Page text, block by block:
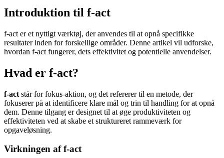
Introduktion til f-act
f-act er et nyttigt værktøj, der anvendes til at opnå specifikke
resultater inden for forskellige områder. Denne artikel vil udforske,
hvordan f-act fungerer, dets effektivitet og potentielle anvendelser.
Hvad er f-act?
f-act står for fokus-aktion, og det refererer til en metode, der
fokuserer på at identificere klare mål og trin til handling for at opnå
dem. Denne tilgang er designet til at øge produktiviteten og
effektiviteten ved at skabe et struktureret rammeværk for
opgaveløsning.
Virkningen af f-act